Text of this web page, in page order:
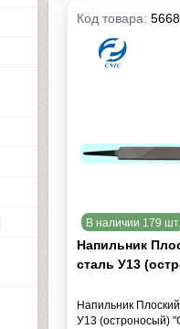
Код товара:
В наличии 179 шт.
Напильник
сталь У13
Напильник
У13 (остроносый)